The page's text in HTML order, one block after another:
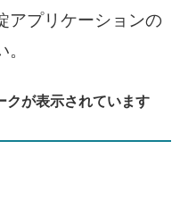
アプリケーションの
クが表示されています